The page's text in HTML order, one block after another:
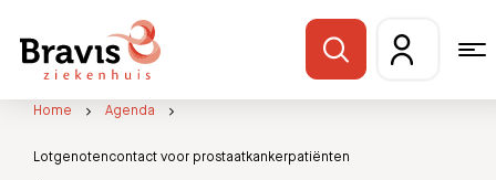
Home Agenda
Lotgenotencontact voor prostaatkankerpatiënten